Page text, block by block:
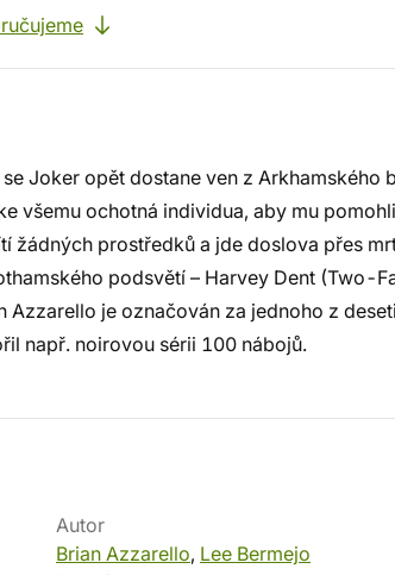
Joker opět dostane ven z Arkhamského
všemu ochotná individua, aby mu
žádných prostředků a jde doslova přes
podsvětí – Harvey Dent (Two-
Azzarello je označován za jednoho z
např. noirovou sérii 100 nábojů.
Autor
Brian Azzarello, Lee Bermejo